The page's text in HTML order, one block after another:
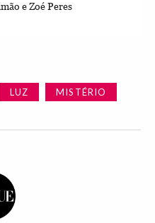
e Zoé Peres
LUZ MISTÉRIO